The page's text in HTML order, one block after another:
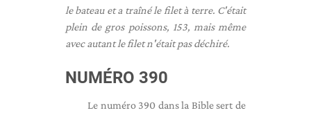
le bateau et a traîné le filet à terre. C'était
plein de gros poissons, 153, mais même
avec autant le filet n'était pas déchiré.
NUMÉRO 390
Le numéro 390 dans la Bible sert de